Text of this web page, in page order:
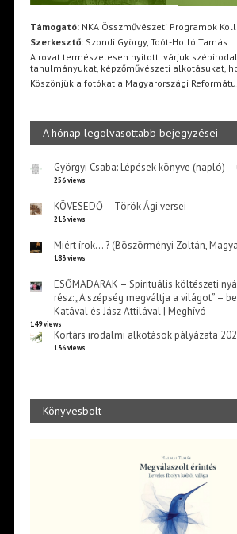
Támogató:NKA Összművészeti Programok
Szerkesztő:Szondi György, Toót-Holló Tamás
A rovat természetesen nyitott: várjuk
tanulmányukat, képzőművészeti alkotásukat,
Köszönjük a fotókat a Magyarországi
A hónap legolvasottabb bejegyzései
Györgyi Csaba: Lépések könyve (napló)
256 views
KÖVESEDŐ – Török Ági versei
213 views
Miért írok… ? (Böszörményi Zoltán,
183 views
ESŐMADARAK – Spirituális költészeti
rész: „A szépség megváltja a világot” –
Katával és Jász Attilával | Meghívó
149 views
Kortárs irodalmi alkotások pályázata
136 views
Könyvesbolt